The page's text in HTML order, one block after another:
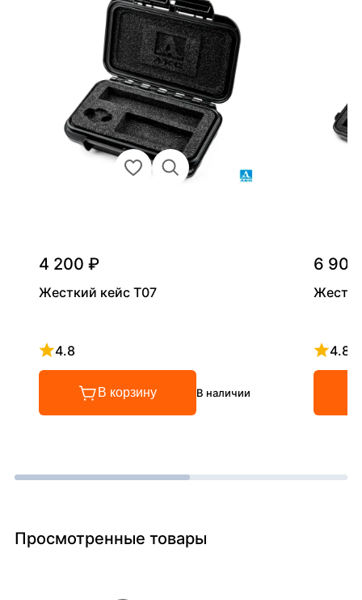
4 200 ₽
Жесткий кейс Т07
4.8
Рейтинг 4.8 из 5
В корзину В наличии
6
4.8
Просмотренные товары